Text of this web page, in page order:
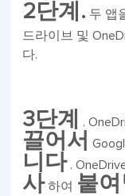
2단계. 두 앱
드라이브 및
다.
3단계 .
끌어서
니다.
사하여 붙